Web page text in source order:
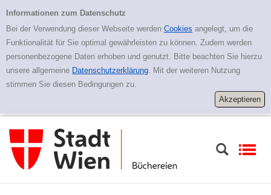
Erweiterte Suche
Informationen zum Datenschutz
Bei der Verwendung dieser Webseite werden Cookies angelegt, um die
Funktionalität für Sie optimal gewährleisten zu können. Zudem werden
personenbezogene Daten erhoben und genutzt. Bitte beachten Sie hierzu
unsere allgemeine Datenschutzerklärung. Mit der weiteren Nutzung
stimmen Sie diesen Bedingungen zu.